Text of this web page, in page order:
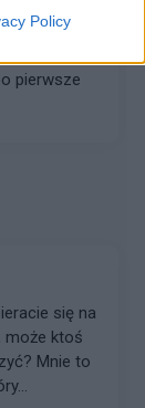
Policy
nie
pierwsze
się na
może ktoś
Mnie to